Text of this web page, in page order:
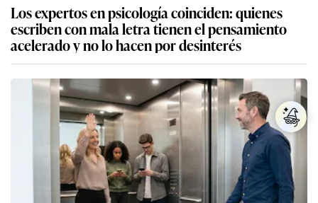
Los expertos en psicología coinciden: quienes
escriben con mala letra tienen el pensamiento
acelerado y no lo hacen por desinterés